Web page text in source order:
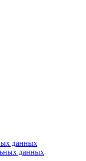
данных
данных